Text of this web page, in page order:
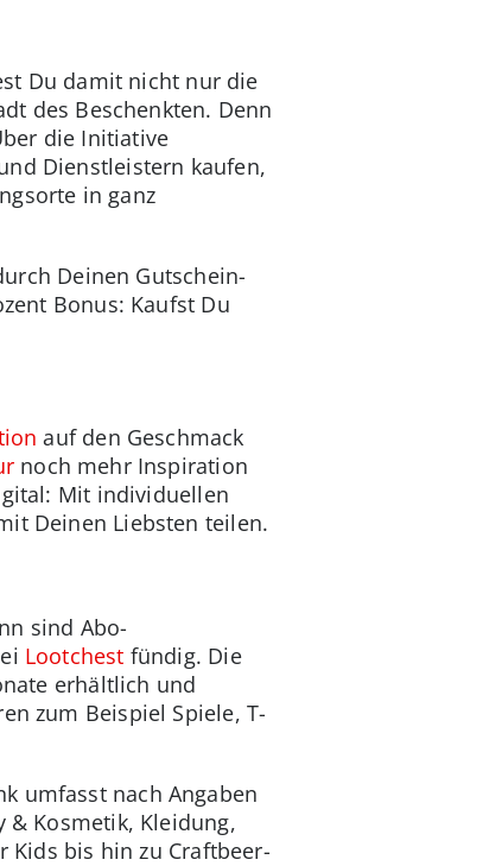
Du damit nicht nur die
des Beschenkten. Denn
die Initiative
Dienstleistern kaufen,
in ganz
Deinen Gutschein-
Bonus: Kaufst Du
auf den Geschmack
noch mehr Inspiration
Mit individuellen
Deinen Liebsten teilen.
sind Abo-
Lootchest fündig. Die
erhältlich und
zum Beispiel Spiele, T-
umfasst nach Angaben
& Kosmetik, Kleidung,
Kids bis hin zu Craftbeer-